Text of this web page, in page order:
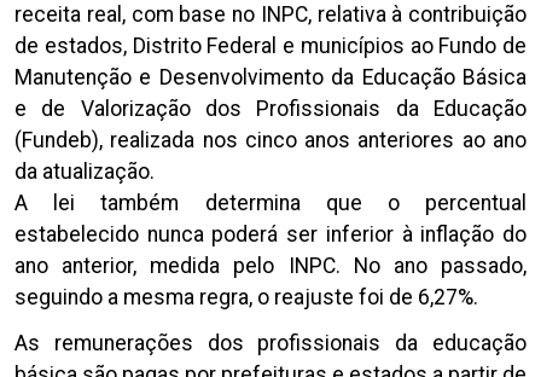
receita real, com base no INPC, relativa à contribuição
de estados, Distrito Federal e municípios ao Fundo de
Manutenção e Desenvolvimento da Educação Básica
e de Valorização dos Profissionais da Educação
(Fundeb), realizada nos cinco anos anteriores ao ano
da atualização.
A lei também determina que o percentual
estabelecido nunca poderá ser inferior à inflação do
ano anterior, medida pelo INPC. No ano passado,
seguindo a mesma regra, o reajuste foi de 6,27%.
As remunerações dos profissionais da educação